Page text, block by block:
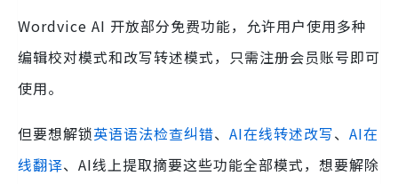
Wordvice AI 开放部分免费功能，允许用户使用多种
编辑校对模式和改写转述模式，只需注册会员账号即可
使用。
但要想解锁英语语法检查纠错、 AI在线转述改写、 AI在
线翻译、AI线上提取摘要这些功能全部模式，想要解除